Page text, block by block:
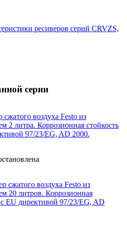
ресиверов серий CRVZS,
серии
сжатого воздуха Festo из
2 литра. Коррозионная стойкость
97/23/EG, AD 2000.
сжатого воздуха Festo из
20 литров. Коррозионная
с EU директивой 97/23/EG, AD